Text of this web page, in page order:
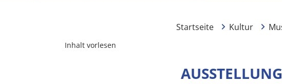
Startseite Kultur
Inhalt vorlesen